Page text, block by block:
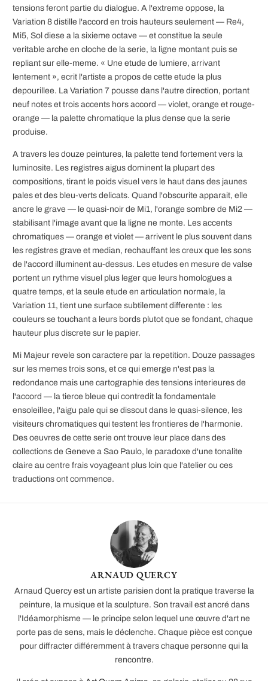
tensions feront partie du dialogue. A l'extreme oppose, la
Variation 8 distille l'accord en trois hauteurs seulement — Re4,
Mi5, Sol diese a la sixieme octave — et constitue la seule
veritable arche en cloche de la serie, la ligne montant puis se
repliant sur elle-meme. « Une etude de lumiere, arrivant
lentement », ecrit l'artiste a propos de cette etude la plus
depourillee. La Variation 7 pousse dans l'autre direction, portant
neuf notes et trois accents hors accord — violet, orange et rouge-
orange — la palette chromatique la plus dense que la serie
produise.
A travers les douze peintures, la palette tend fortement vers la
luminosite. Les registres aigus dominent la plupart des
compositions, tirant le poids visuel vers le haut dans des jaunes
pales et des bleu-verts delicats. Quand l'obscurite apparait, elle
ancre le grave — le quasi-noir de Mi1, l'orange sombre de Mi2 —
stabilisant l'image avant que la ligne ne monte. Les accents
chromatiques — orange et violet — arrivent le plus souvent dans
les registres grave et median, rechauffant les creux que les sons
de l'accord illuminent au-dessus. Les etudes en mesure de valse
portent un rythme visuel plus leger que leurs homologues a
quatre temps, et la seule etude en articulation normale, la
Variation 11, tient une surface subtilement differente : les
couleurs se touchant a leurs bords plutot que se fondant, chaque
hauteur plus discrete sur le papier.
Mi Majeur revele son caractere par la repetition. Douze passages
sur les memes trois sons, et ce qui emerge n'est pas la
redondance mais une cartographie des tensions interieures de
l'accord — la tierce bleue qui contredit la fondamentale
ensoleillee, l'aigu pale qui se dissout dans le quasi-silence, les
visiteurs chromatiques qui testent les frontieres de l'harmonie.
Des oeuvres de cette serie ont trouve leur place dans des
collections de Geneve a Sao Paulo, le paradoxe d'une tonalite
claire au centre frais voyageant plus loin que l'atelier ou ces
traductions ont commence.
ARNAUD QUERCY
Arnaud Quercy est un artiste parisien dont la pratique traverse la
peinture, la musique et la sculpture. Son travail est ancré dans
l'Idéamorphisme — le principe selon lequel une œuvre d'art ne
porte pas de sens, mais le déclenche. Chaque pièce est conçue
pour diffracter différemment à travers chaque personne qui la
rencontre.